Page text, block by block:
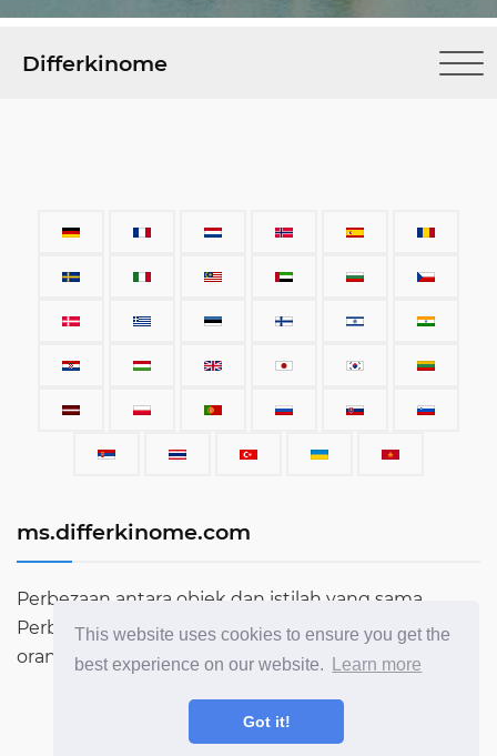
This website uses cookies to ensure you get the
best experience on our website.
Learn more
Got it!
Differkinome
ms.differkinome.com
Perbezaan antara objek dan istilah yang sama.
Perbandingan benda, peralatan, kereta, istilah,
orang dan segala yang ada di dunia ini.